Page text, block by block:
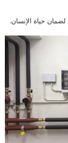
لضمان حياة الإنسان.